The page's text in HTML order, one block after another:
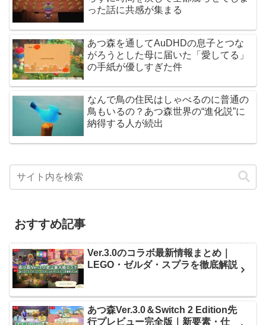
った話に共感が集まる
あつ森を通してAuDHDの息子とつな
がろうとした母に届いた「愛してる」
の手紙が優しすぎた件
なんで鳥の住民はしゃべるのに普通の
鳥もいるの？あつ森世界の“進化説”に
納得する人が続出
おすすめ記事
Ver.3.0のコラボ最新情報まとめ｜
LEGO・ゼルダ・スプラを徹底解説
あつ森Ver.3.0＆Switch 2 Edition先
行プレビュー完全版｜新要素・仕